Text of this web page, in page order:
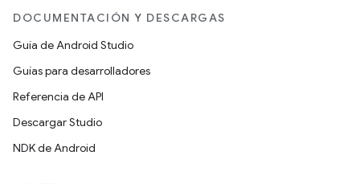
DOCUMENTACIÓN Y DESCARGAS
Guía de Android Studio
Guías para desarrolladores
Referencia de API
Descargar Studio
NDK de Android